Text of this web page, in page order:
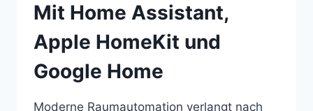
Mit Home Assistant,
Apple HomeKit und
Google Home
Moderne Raumautomation verlangt nach